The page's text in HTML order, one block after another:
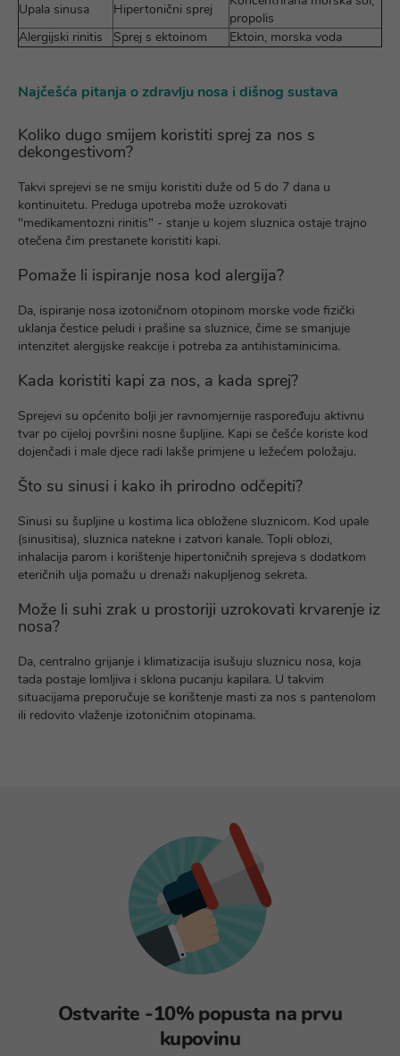
Upala sinusa
Hipertonični sprej
propolis
Alergijski rinitis
Sprej s ektoinom Ektoin, morska voda
Najčešća pitanja o zdravlju nosa i dišnog sustava
Koliko dugo smijem koristiti sprej za nos s
dekongestivom?
Takvi sprejevi se ne smiju koristiti duže od 5 do 7 dana u
kontinuitetu. Preduga upotreba može uzrokovati
"medikamentozni rinitis" - stanje u kojem sluznica ostaje trajno
otečena čim prestanete koristiti kapi.
Pomaže li ispiranje nosa kod alergija?
Da, ispiranje nosa izotoničnom otopinom morske vode fizički
uklanja čestice peludi i prašine sa sluznice, čime se smanjuje
intenzitet alergijske reakcije i potreba za antihistaminicima.
Kada koristiti kapi za nos, a kada sprej?
Sprejevi su općenito bolji jer ravnomjernije raspoređuju aktivnu
tvar po cijeloj površini nosne šupljine. Kapi se češće koriste kod
dojenčadi i male djece radi lakše primjene u ležećem položaju.
Što su sinusi i kako ih prirodno odčepiti?
Sinusi su šupljine u kostima lica obložene sluznicom. Kod upale
(sinusitisa), sluznica natekne i zatvori kanale. Topli oblozi,
inhalacija parom i korištenje hipertoničnih sprejeva s dodatkom
eteričnih ulja pomažu u drenaži nakupljenog sekreta.
Može li suhi zrak u prostoriji uzrokovati krvarenje iz
nosa?
Da, centralno grijanje i klimatizacija isušuju sluznicu nosa, koja
tada postaje lomljiva i sklona pucanju kapilara. U takvim
situacijama preporučuje se korištenje masti za nos s pantenolom
ili redovito vlaženje izotoničnim otopinama.
Ostvarite -10% popusta na prvu
kupovinu